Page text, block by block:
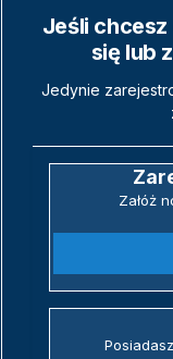
Jeśli
się lub
Jedynie
Załóż